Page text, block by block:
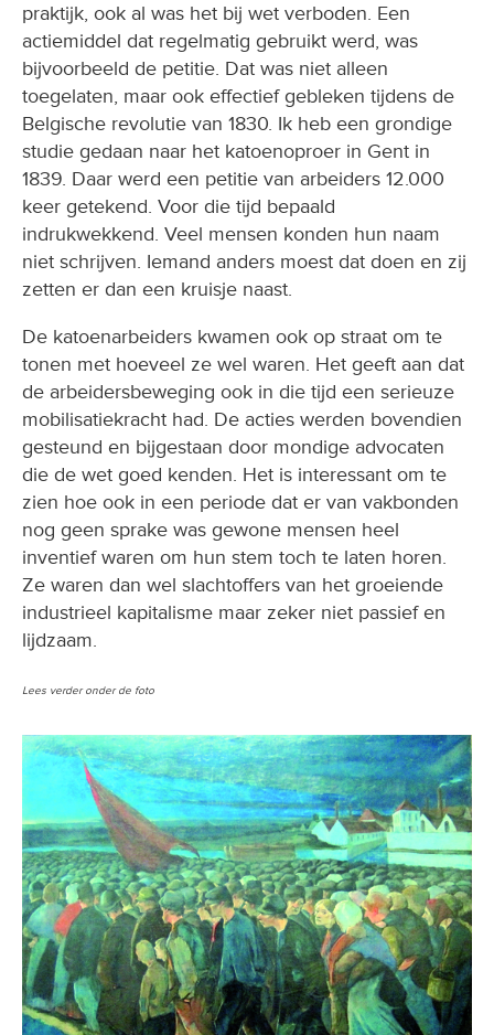
praktijk, ook al was het bij wet verboden. Een
actiemiddel dat regelmatig gebruikt werd, was
bijvoorbeeld de petitie. Dat was niet alleen
toegelaten, maar ook effectief gebleken tijdens de
Belgische revolutie van 1830. Ik heb een grondige
studie gedaan naar het katoenoproer in Gent in
1839. Daar werd een petitie van arbeiders 12.000
keer getekend. Voor die tijd bepaald
indrukwekkend. Veel mensen konden hun naam
niet schrijven. Iemand anders moest dat doen en zij
zetten er dan een kruisje naast.
De katoenarbeiders kwamen ook op straat om te
tonen met hoeveel ze wel waren. Het geeft aan dat
de arbeidersbeweging ook in die tijd een serieuze
mobilisatiekracht had. De acties werden bovendien
gesteund en bijgestaan door mondige advocaten
die de wet goed kenden. Het is interessant om te
zien hoe ook in een periode dat er van vakbonden
nog geen sprake was gewone mensen heel
inventief waren om hun stem toch te laten horen.
Ze waren dan wel slachtoffers van het groeiende
industrieel kapitalisme maar zeker niet passief en
lijdzaam.
Lees verder onder de foto